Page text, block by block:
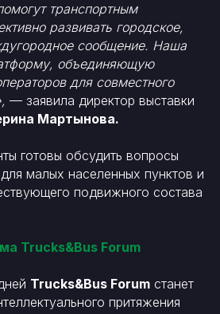
транспортным
развивать городское,
сообщение. Наша
объединяющую
для совместного
— заявила директор выставки
Мартынова.
готовы обсудить вопросы
малых населенных пунктов и
подвижного состава
Trucks&Bus Forum
Trucks&Bus Forum станет
притяжения